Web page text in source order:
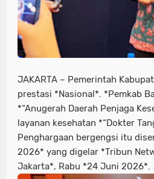
JAKARTA – Pemerintah
prestasi *Nasional*. *Pemkab
*“Anugerah Daerah Penjaga
layanan kesehatan *“Dokter
Penghargaan bergengsi itu
2026* yang digelar *Tribun
Jakarta*, Rabu *24 Juni 2026*.